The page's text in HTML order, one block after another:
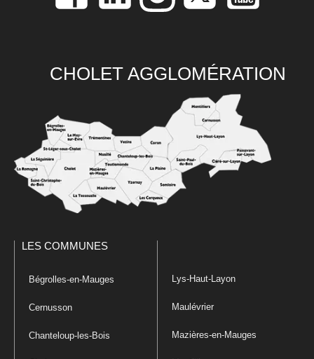
CHOLET AGGLOMÉRATION
LES COMMUNES
Bégrolles-en-Mauges
Cernusson
Chanteloup-les-Bois
Lys-Haut-Layon
Maulévrier
Mazières-en-Mauges